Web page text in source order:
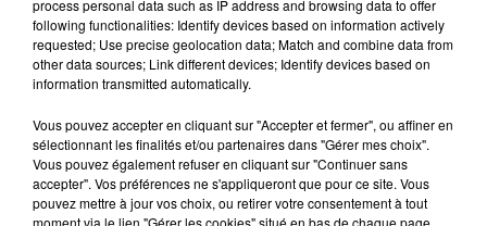
TITRES DIFFUSÉS
21h12
21h12 21h08
21h08 21h06
21h06
process personal data such as IP address and browsing data to offer
following functionalities: Identify devices based on information actively
requested; Use precise geolocation data; Match and combine data from
other data sources; Link different devices; Identify devices based on
information transmitted automatically.
Vous pouvez accepter en cliquant sur "Accepter et fermer", ou affiner en
sélectionnant les finalités et/ou partenaires dans "Gérer mes choix".
Vous pouvez également refuser en cliquant sur "Continuer sans
accepter". Vos préférences ne s'appliqueront que pour ce site. Vous
pouvez mettre à jour vos choix, ou retirer votre consentement à tout
moment via le lien "Gérer les cookies" situé en bas de chaque page.